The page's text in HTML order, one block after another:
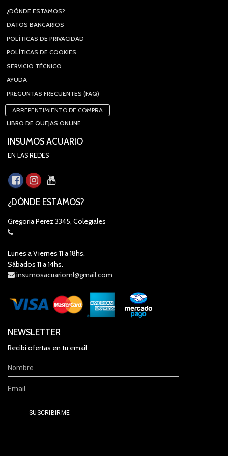
¿DÓNDE ESTAMOS?
DATOS BANCARIOS
POLÍTICAS DE PRIVACIDAD
POLÍTICAS DE COOKIES
SERVICIO TÉCNICO
AYUDA
PREGUNTAS FRECUENTES (FAQ)
ARREPENTIMIENTO DE COMPRA
LIBRO DE QUEJAS ONLINE
INSUMOS ACUARIO
EN LAS REDES
¿DÓNDE ESTAMOS?
Gregoria Perez 3345, Colegiales
Lunes a Viernes 11 a 18hs.
Sábados 11 a 14hs.
insumosacuarioml@gmail.com
NEWSLETTER
Recibí ofertas en tu email